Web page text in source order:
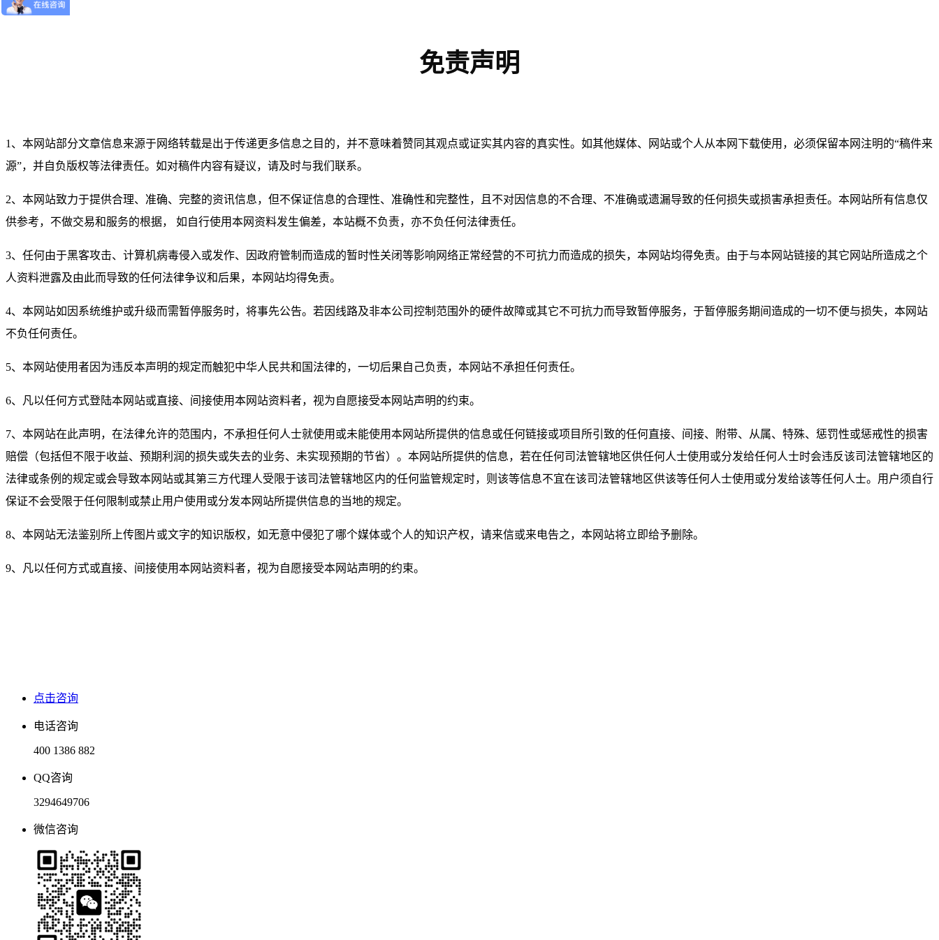
免责声明
1、本网站部分文章信息来源于网络转载是出于传递更多信息之目的，并不意味着赞同其观点或证实其内容的真实性。如其他媒体、网站或个人从本网下载使用，必须保留本网注明的“稿件来
源”，并自负版权等法律责任。如对稿件内容有疑议，请及时与我们联系。
2、本网站致力于提供合理、准确、完整的资讯信息，但不保证信息的合理性、准确性和完整性，且不对因信息的不合理、不准确或遗漏导致的任何损失或损害承担责任。本网站所有信息仅
供参考，不做交易和服务的根据， 如自行使用本网资料发生偏差，本站概不负责，亦不负任何法律责任。
3、任何由于黑客攻击、计算机病毒侵入或发作、因政府管制而造成的暂时性关闭等影响网络正常经营的不可抗力而造成的损失，本网站均得免责。由于与本网站链接的其它网站所造成之个
人资料泄露及由此而导致的任何法律争议和后果，本网站均得免责。
4、本网站如因系统维护或升级而需暂停服务时，将事先公告。若因线路及非本公司控制范围外的硬件故障或其它不可抗力而导致暂停服务，于暂停服务期间造成的一切不便与损失，本网站
不负任何责任。
5、本网站使用者因为违反本声明的规定而触犯中华人民共和国法律的，一切后果自己负责，本网站不承担任何责任。
6、凡以任何方式登陆本网站或直接、间接使用本网站资料者，视为自愿接受本网站声明的约束。
7、本网站在此声明，在法律允许的范围内，不承担任何人士就使用或未能使用本网站所提供的信息或任何链接或项目所引致的任何直接、间接、附带、从属、特殊、惩罚性或惩戒性的损害
赔偿（包括但不限于收益、预期利润的损失或失去的业务、未实现预期的节省）。本网站所提供的信息，若在任何司法管辖地区供任何人士使用或分发给任何人士时会违反该司法管辖地区的
法律或条例的规定或会导致本网站或其第三方代理人受限于该司法管辖地区内的任何监管规定时，则该等信息不宜在该司法管辖地区供该等任何人士使用或分发给该等任何人士。用户须自行
保证不会受限于任何限制或禁止用户使用或分发本网站所提供信息的当地的规定。
8、本网站无法鉴别所上传图片或文字的知识版权，如无意中侵犯了哪个媒体或个人的知识产权，请来信或来电告之，本网站将立即给予删除。
9、凡以任何方式或直接、间接使用本网站资料者，视为自愿接受本网站声明的约束。
点击咨询
电话咨询
400 1386 882
QQ咨询
3294649706
微信咨询